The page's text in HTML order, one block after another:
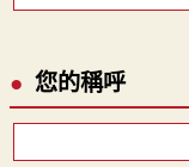
您的稱呼